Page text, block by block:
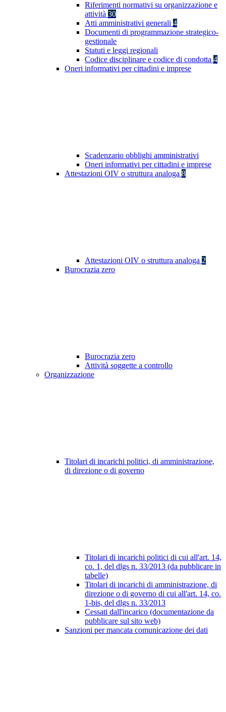
Riferimenti normativi su organizzazione e
attività 30
Atti amministrativi generali 4
Documenti di programmazione strategico-
gestionale
Statuti e leggi regionali
Codice disciplinare e codice di condotta 4
Oneri informativi per cittadini e imprese
Scadenzario obblighi amministrativi
Oneri informativi per cittadini e imprese
Attestazioni OIV o struttura analoga 8
Attestazioni OIV o struttura analoga 2
Burocrazia zero
Burocrazia zero
Attività soggette a controllo
Organizzazione
Titolari di incarichi politici, di amministrazione,
di direzione o di governo
Titolari di incarichi politici di cui all'art. 14,
co. 1, del dlgs n. 33/2013 (da pubblicare in
tabelle)
Titolari di incarichi di amministrazione, di
direzione o di governo di cui all'art. 14, co.
1-bis, del dlgs n. 33/2013
Cessati dall'incarico (documentazione da
pubblicare sul sito web)
Sanzioni per mancata comunicazione dei dati